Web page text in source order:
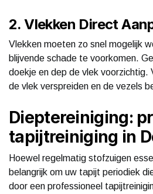
2. Vlekken Direct
Vlekken moeten zo snel mogelijk
blijvende schade te voorkomen.
doekje en dep de vlek voorzichtig.
de vlek verspreiden en de vezels
Dieptereiniging:
tapijtreiniging in
Hoewel regelmatig stofzuigen
belangrijk om uw tapijt periodiek
door een professioneel